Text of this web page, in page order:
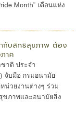
Month” เดือนแห่ง
กับสิทธิสุขภาพ ต้อง
าค
าติ ประจำ
จับมือ กรมอนามัย
น่วยงานต่างๆ ร่วม
ขภาพและอนามัยสิ่ง